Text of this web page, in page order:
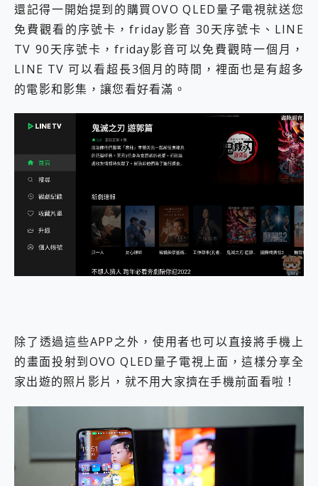
還記得一開始提到的購買OVO QLED量子電視就送您
免費觀看的序號卡，friday影音 30天序號卡、LINE
TV 90天序號卡，friday影音可以免費觀時一個月，
LINE TV 可以看超長3個月的時間，裡面也是有超多
的電影和影集，讓您看好看滿。
除了透過這些APP之外，使用者也可以直接將手機上
的畫面投射到OVO QLED量子電視上面，這樣分享全
家出遊的照片影片，就不用大家擠在手機前面看啦！